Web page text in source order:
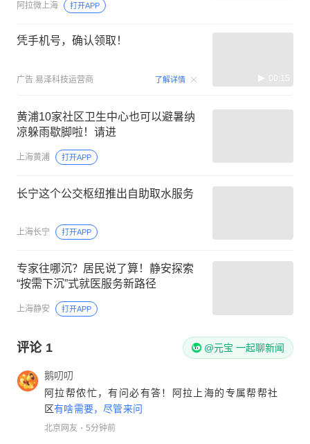
阿拉微上海 打开APP
凭手机号，确认领取！
广告 易泽科技运营商 了解详情 00:15
黄浦10家社区卫生中心也可以避暑纳
凉躲雨歇脚啦！请进
上海黄浦 打开APP
长宁这个公交枢纽推出自助取水服务
上海长宁 打开APP
专家往哪沉？居民说了算！静安探索
“按需下沉”式就医服务新路径
上海静安 打开APP
评论 1 @元宝 一起聊新闻
鹅叨叨
阿拉帮侬忙，有问必有答！阿拉上海的专属帮帮社
区有啥需要，尽管来问
北京网友 5分钟前